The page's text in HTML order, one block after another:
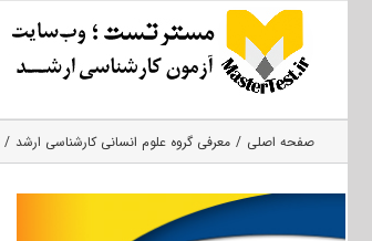
صفحه اصلی معرفی گروه علوم انسانی کارشناسی ارشد